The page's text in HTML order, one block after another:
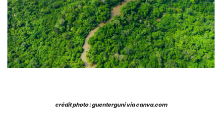
crédit photo : guenterguni via canva.com